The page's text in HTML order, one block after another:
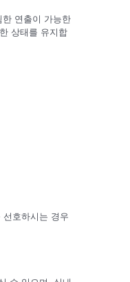
연출이 가능한
상태를 유지합
호하시는 경우